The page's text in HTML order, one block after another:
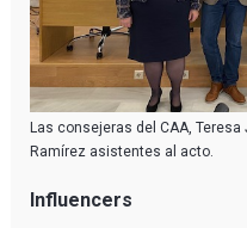
Las consejeras del CAA,
Ramírez asistentes al acto.
Influencers